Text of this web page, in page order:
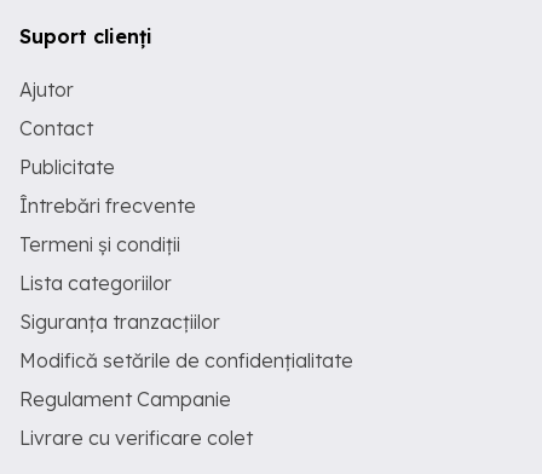
Suport clienți
Ajutor
Contact
Publicitate
Întrebări frecvente
Termeni și condiții
Lista categoriilor
Siguranța tranzacțiilor
Modifică setările de confidențialitate
Regulament Campanie
Livrare cu verificare colet